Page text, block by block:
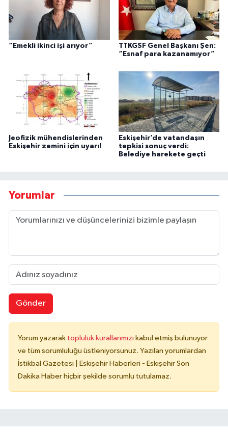
“Emekli ikinci işi arıyor”
TTKGSF Genel Başkanı Şen:
“Esnaf para kazanamıyor”
Jeofizik mühendislerinden
Eskişehir zemini için uyarı!
Eskişehir’de vatandaşın
tepkisi sonuç verdi:
Belediye harekete geçti
Yorumlar
Gönder
Yorum yazarak topluluk kurallarımızı kabul etmiş bulunuyor
ve tüm sorumluluğu üstleniyorsunuz. Yazılan yorumlardan
İstikbal Gazetesi | Eskişehir Haberleri - Eskişehir Son
Dakika Haber hiçbir şekilde sorumlu tutulamaz.